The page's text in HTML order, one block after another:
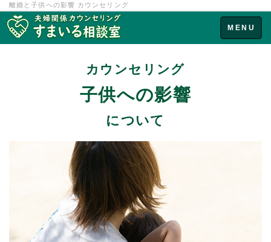
離婚と子供への影響 カウンセリング
Toggle
navigation
MENU
カウンセリング
子供への影響
について